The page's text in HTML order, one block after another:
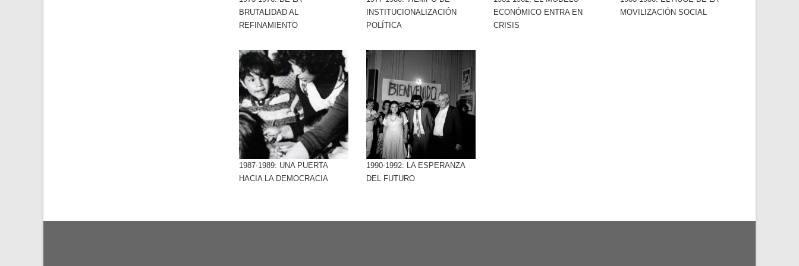
BRUTALIDAD AL
REFINAMIENTO
INSTITUCIONALIZACIÓN
POLÍTICA
ECONÓMICO ENTRA EN
CRISIS
MOVILIZACIÓN SOCIAL
1987-1989: UNA PUERTA
HACIA LA DEMOCRACIA
1990-1992: LA ESPERANZA
DEL FUTURO